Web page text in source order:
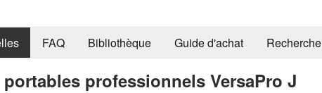
FAQ Bibliothèque Guide d'achat Recherche
professionnels VersaPro J